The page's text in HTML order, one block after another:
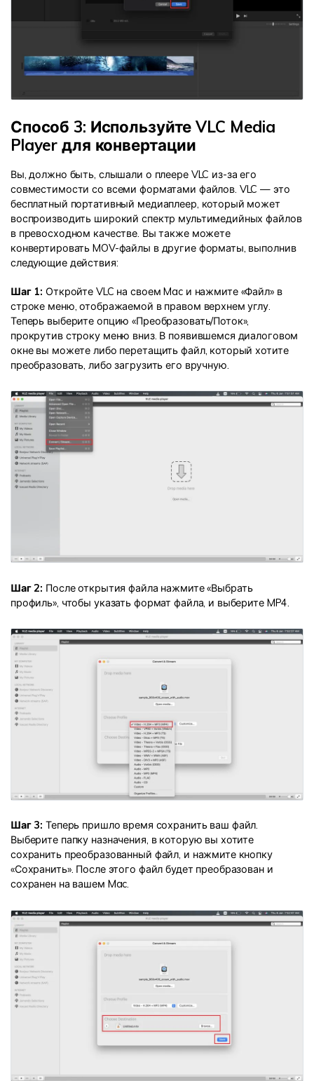
Способ 3: Используйте VLC Media
Player для конвертации
Вы, должно быть, слышали о плеере VLC из-за его
совместимости со всеми форматами файлов. VLC — это
бесплатный портативный медиаплеер, который может
воспроизводить широкий спектр мультимедийных файлов
в превосходном качестве. Вы также можете
конвертировать MOV-файлы в другие форматы, выполнив
следующие действия:
Шаг 1: Откройте VLC на своем Mac и нажмите «Файл» в
строке меню, отображаемой в правом верхнем углу.
Теперь выберите опцию «Преобразовать/Поток»,
прокрутив строку меню вниз. В появившемся диалоговом
окне вы можете либо перетащить файл, который хотите
преобразовать, либо загрузить его вручную.
Шаг 2: После открытия файла нажмите «Выбрать
профиль», чтобы указать формат файла, и выберите MP4.
Шаг 3: Теперь пришло время сохранить ваш файл.
Выберите папку назначения, в которую вы хотите
сохранить преобразованный файл, и нажмите кнопку
«Сохранить». После этого файл будет преобразован и
сохранен на вашем Mac.